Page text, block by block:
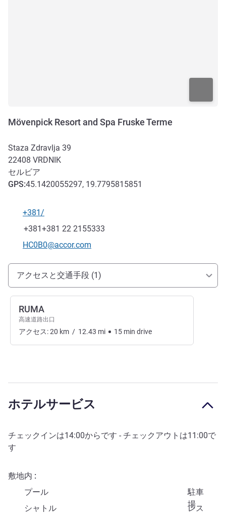
Mövenpick Resort and Spa Fruske Terme
Staza Zdravlja 39
22408 VRDNIK
セルビア
GPS:45.1420055297, 19.7795815851
電話番号
+381/
ファックス
+381+381 22 2155333
Eメール
HC0B0@accor.com
アクセスと交通機関
アクセスと交通手段 (1)
RUMA
高速道路出口
アクセス:20 km / 12.43 mi 15 min drive
ホテルサービス
チェックインは14:00からです - チェックアウトは11:00で
す
敷地内
プール
駐車
場
シャトル
レス